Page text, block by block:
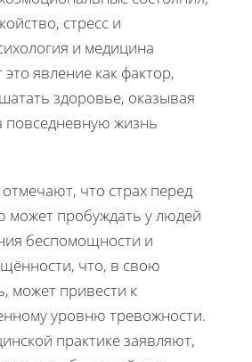
стресс и
и медицина
явление как фактор,
здоровье, оказывая
повседневную жизнь
что страх перед
может пробуждать у людей
беспомощности и
что, в свою
может привести к
уровню тревожности.
практике заявляют,